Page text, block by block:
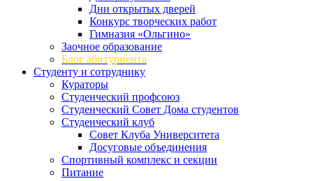
Дни открытых дверей
Конкурс творческих работ
Гимназия «Ольгино»
Заочное образование
Блог абитуриента
Студенту и сотруднику
Кураторы
Студенческий профсоюз
Студенческий Совет Дома студентов
Студенческий клуб
Совет Клуба Университета
Досуговые объединения
Спортивный комплекс и секции
Питание